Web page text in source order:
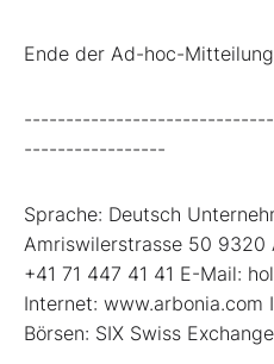
Ende der Ad-hoc-Mitteilung
-----------------
Sprache: Deutsch
Amriswilerstrasse 50 9320
+41 71 447 41 41 E-Mail:
Internet: www.arbonia.com
Börsen: SIX Swiss